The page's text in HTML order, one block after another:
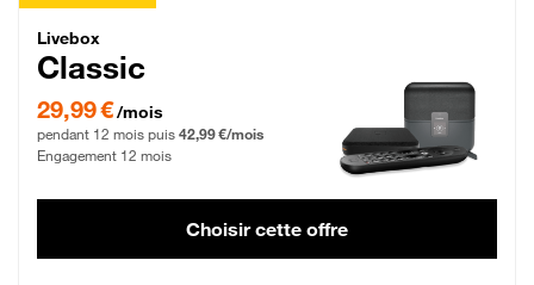
Livebox Classic Fibre
Livebox
Classic
29,99 € par mois pendant 12 mois puis 42,99 € par mois, Engagement 12 mois
29,99 €/mois
pendant 12 mois puis 42,99 €/mois
Engagement 12 mois
Choisir cette offre